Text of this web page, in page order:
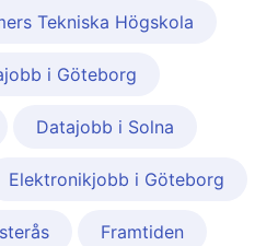
Tekniska Högskola
i Göteborg
Datajobb i Solna
Elektronikjobb i Göteborg
Framtiden